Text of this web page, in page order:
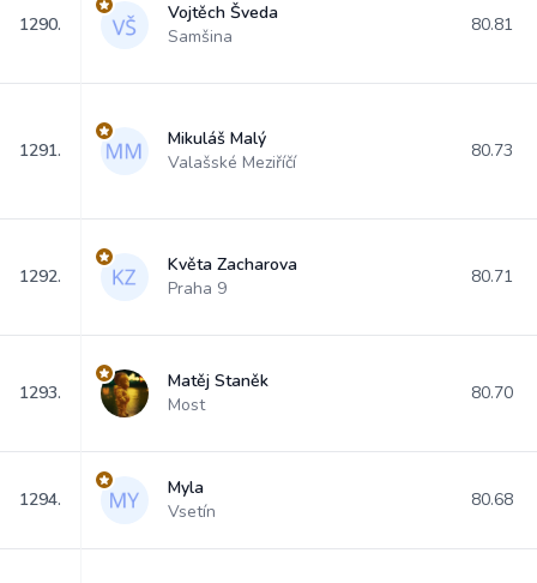
1290.
Vojtěch Šveda
Samšina
80.81
1291.
Mikuláš Malý
Valašské Meziříčí
80.73
1292.
Květa Zacharova
Praha 9
80.71
1293.
Matěj Staněk
Most
80.70
1294.
Myla
Vsetín
80.68